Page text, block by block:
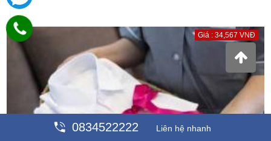
Giá : 34,567 VNĐ
0834522222 Liên hệ nhanh